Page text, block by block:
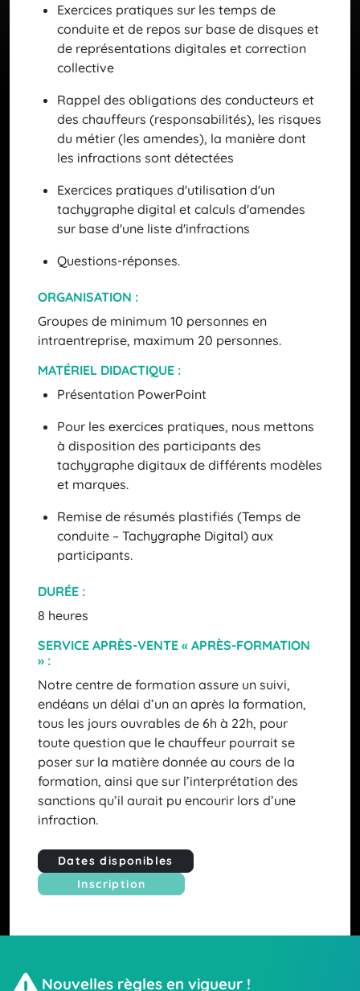
Exercices pratiques sur les temps de
conduite et de repos sur base de disques et
de représentations digitales et correction
collective
Rappel des obligations des conducteurs et
des chauffeurs (responsabilités), les risques
du métier (les amendes), la manière dont
les infractions sont détectées
Exercices pratiques d'utilisation d'un
tachygraphe digital et calculs d'amendes
sur base d'une liste d'infractions
Questions-réponses.
ORGANISATION :
Groupes de minimum 10 personnes en
intraentreprise, maximum 20 personnes.
MATÉRIEL DIDACTIQUE :
Présentation PowerPoint
Pour les exercices pratiques, nous mettons
à disposition des participants des
tachygraphe digitaux de différents modèles
et marques.
Remise de résumés plastifiés (Temps de
conduite – Tachygraphe Digital) aux
participants.
DURÉE :
8 heures
SERVICE APRÈS-VENTE « APRÈS-FORMATION
» :
Notre centre de formation assure un suivi,
endéans un délai d’un an après la formation,
tous les jours ouvrables de 6h à 22h, pour
toute question que le chauffeur pourrait se
poser sur la matière donnée au cours de la
formation, ainsi que sur l’interprétation des
sanctions qu’il aurait pu encourir lors d’une
infraction.
Dates disponibles
Inscription
Nouvelles règles en vigueur !